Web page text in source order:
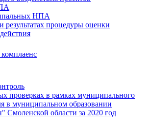
НПА
результатах процедуры оценки
проверках в рамках муниципального
в муниципальном образовании
Смоленской области за 2020 год